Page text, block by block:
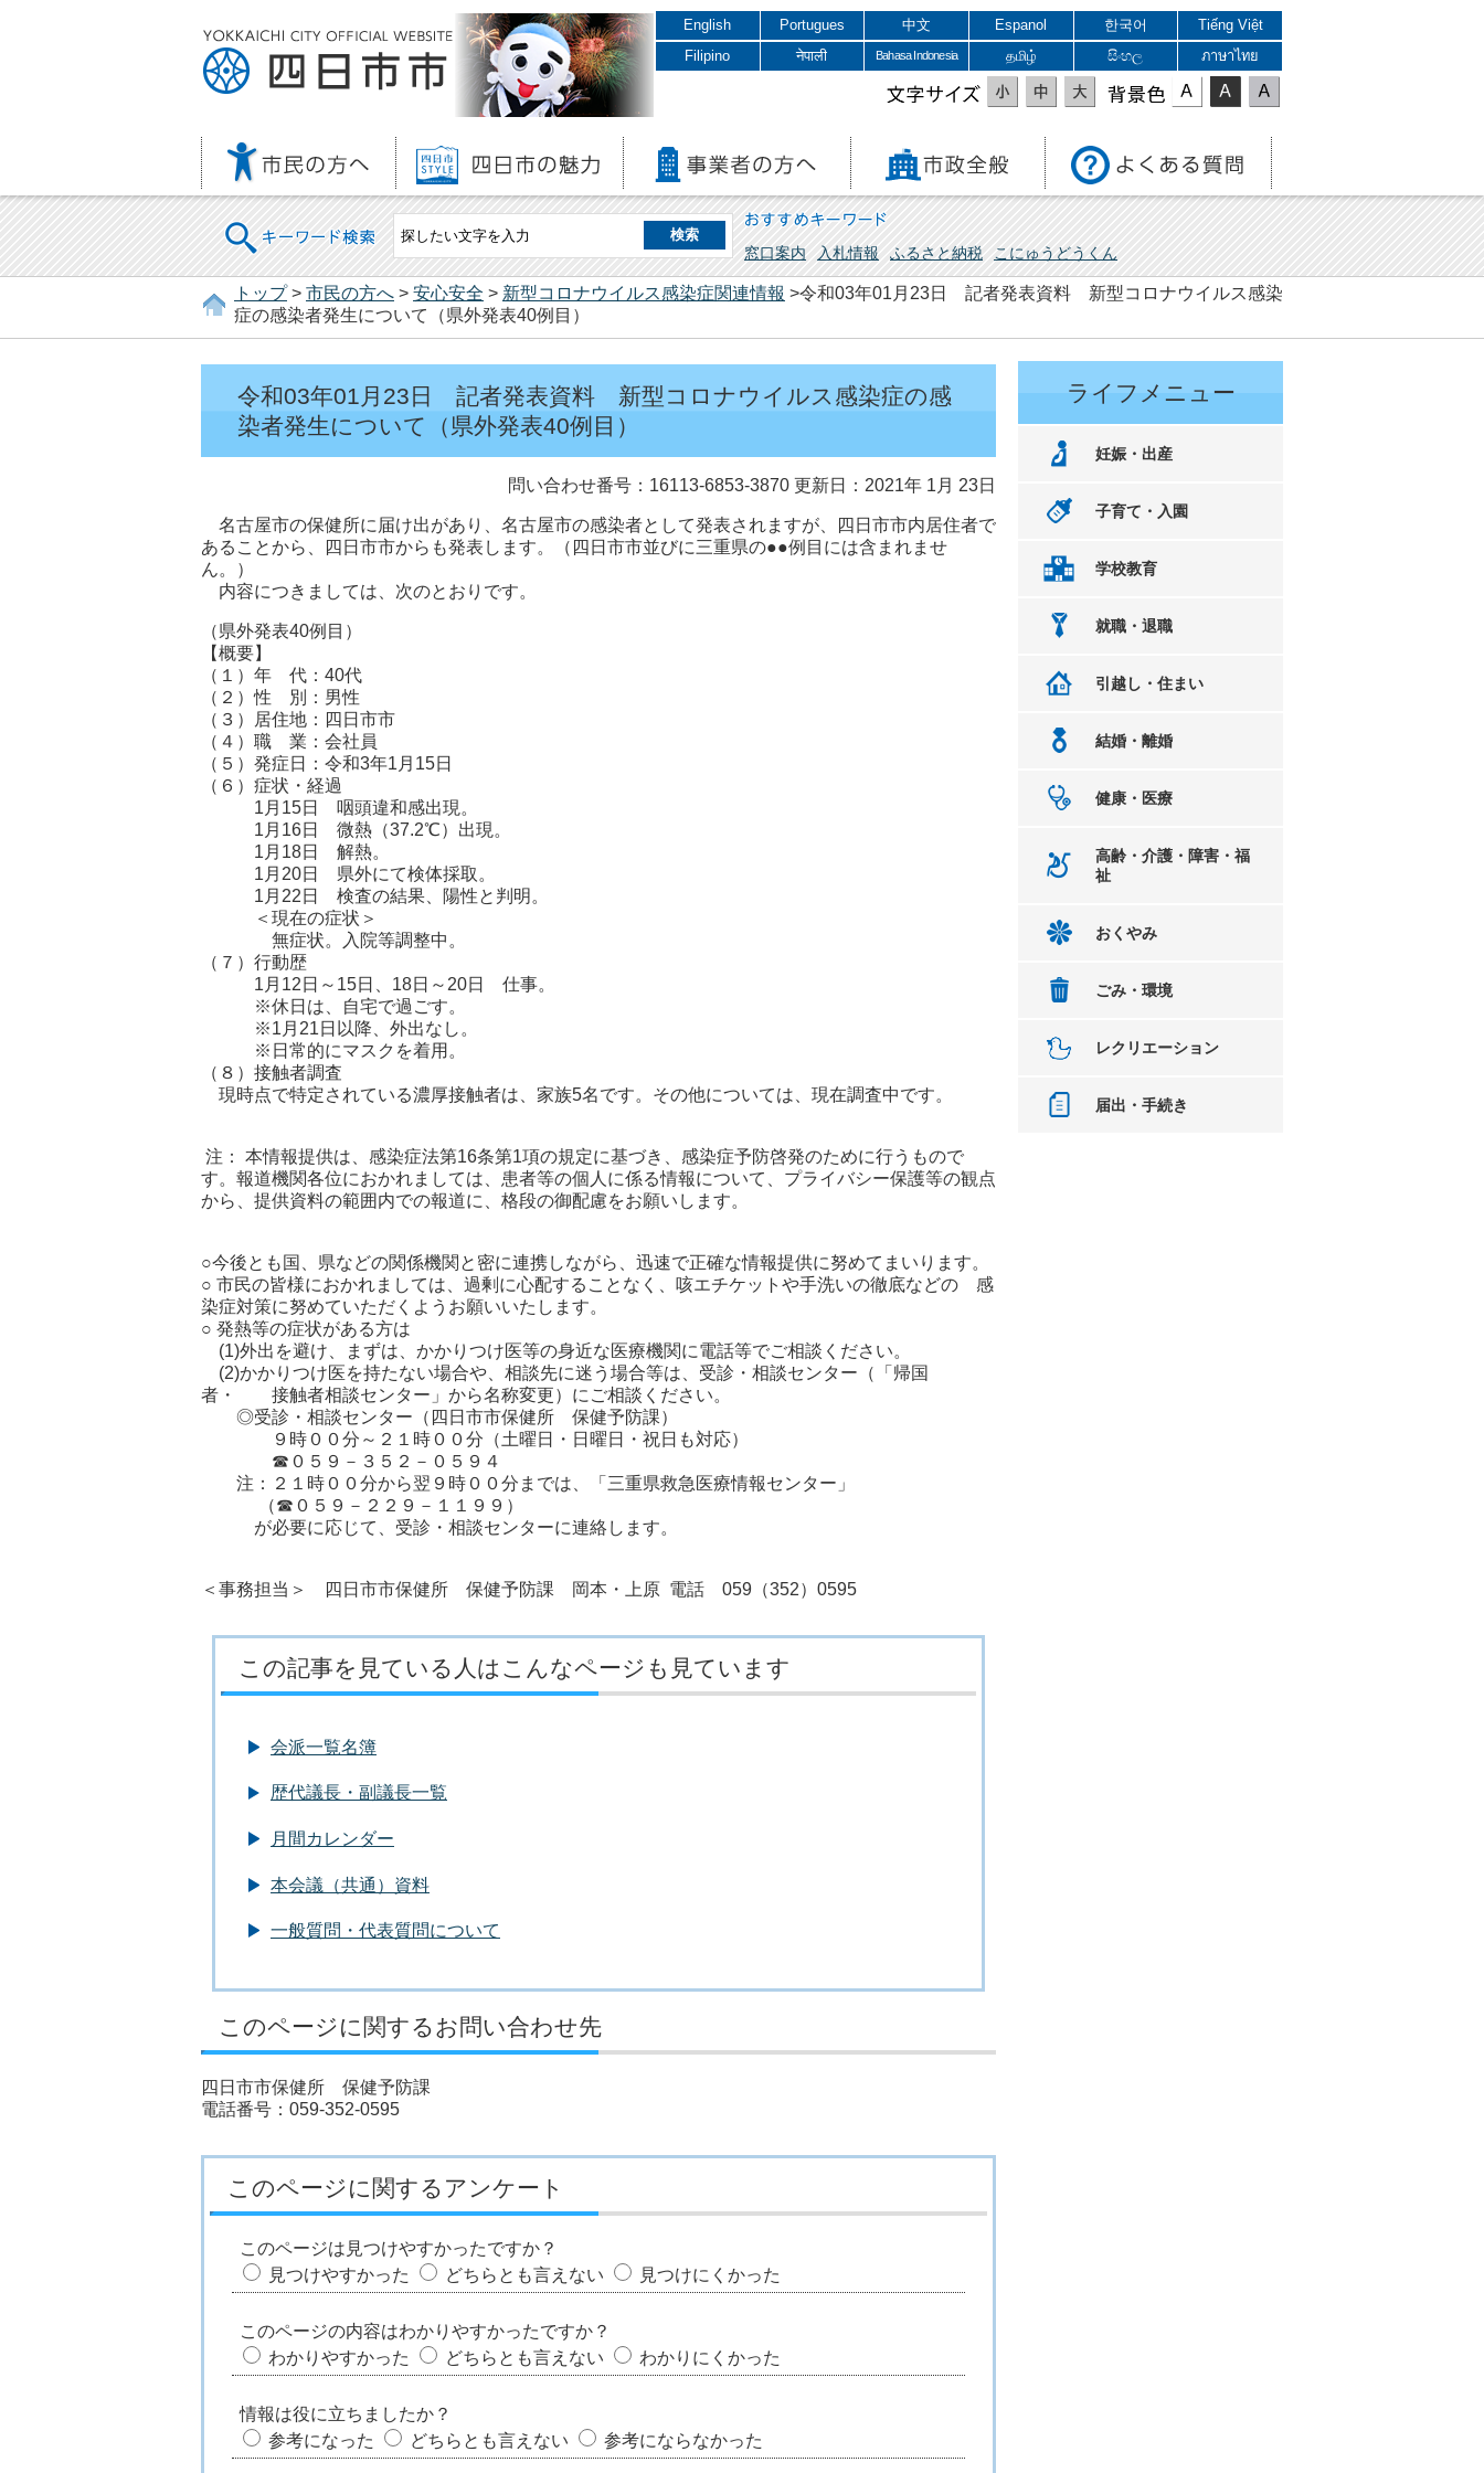
English Portugues 中文 Espanol 한국어
Tiếng Việt
Filipino
नेपाली Bahasa Indonesia தமிழ் සිංහල ภาษาไทย
文字サイズ 表示色
キーワード検索 おすすめキーワード
窓口案内 入札情報 ふるさと納税 こにゅうどうくん
トップ> 市民の方へ > 安心安全 > 新型コロナウイルス感染症関連情報 >令和03年01月23日 記者発表資料 新型コロナウイルス感染
症の感染者発生について（県外発表40例目）
令和03年01月23日 記者発表資料 新型コロナウイルス感染症の感
染者発生について（県外発表40例目）
問い合わせ番号：16113-6853-3870 更新日：2021年 1月 23日
名古屋市の保健所に届け出があり、名古屋市の感染者として発表されますが、四日市市内居住者で
あることから、四日市市からも発表します。（四日市市並びに三重県の●●例目には含まれませ
ん。）
内容につきましては、次のとおりです。
（県外発表40例目）
【概要】
（１）年 代：40代
（２）性 別：男性
（３）居住地：四日市市
（４）職 業：会社員
（５）発症日：令和3年1月15日
（６）症状・経過
1月15日 咽頭違和感出現。
1月16日 微熱（37.2℃）出現。
1月18日 解熱。
1月20日 県外にて検体採取。
1月22日 検査の結果、陽性と判明。
＜現在の症状＞
無症状。入院等調整中。
（７）行動歴
1月12日～15日、18日～20日 仕事。
※休日は、自宅で過ごす。
※1月21日以降、外出なし。
※日常的にマスクを着用。
（８）接触者調査
現時点で特定されている濃厚接触者は、家族5名です。その他については、現在調査中です。
注： 本情報提供は、感染症法第16条第1項の規定に基づき、感染症予防啓発のために行うもので
す。報道機関各位におかれましては、患者等の個人に係る情報について、プライバシー保護等の観点
から、提供資料の範囲内での報道に、格段の御配慮をお願いします。
○今後とも国、県などの関係機関と密に連携しながら、迅速で正確な情報提供に努めてまいります。
○ 市民の皆様におかれましては、過剰に心配することなく、咳エチケットや手洗いの徹底などの 感
染症対策に努めていただくようお願いいたします。
○ 発熱等の症状がある方は
(1)外出を避け、まずは、かかりつけ医等の身近な医療機関に電話等でご相談ください。
(2)かかりつけ医を持たない場合や、相談先に迷う場合等は、受診・相談センター（「帰国
者・ 接触者相談センター」から名称変更）にご相談ください。
◎受診・相談センター（四日市市保健所 保健予防課）
９時００分～２１時００分（土曜日・日曜日・祝日も対応）
☎０５９－３５２－０５９４
注：２１時００分から翌９時００分までは、「三重県救急医療情報センター」
（☎０５９－２２９－１１９９）
が必要に応じて、受診・相談センターに連絡します。
＜事務担当＞ 四日市市保健所 保健予防課 岡本・上原 電話 059（352）0595
この記事を見ている人はこんなページも見ています
会派一覧名簿
歴代議長・副議長一覧
月間カレンダー
本会議（共通）資料
一般質問・代表質問について
このページに関するお問い合わせ先
四日市市保健所 保健予防課
電話番号：059-352-0595
このページに関するアンケート
このページは見つけやすかったですか？
見つけやすかった
どちらとも言えない 見つけにくかった
このページの内容はわかりやすかったですか？
わかりやすかった
どちらとも言えない わかりにくかった
情報は役に立ちましたか？
参考になった
どちらとも言えない 参考にならなかった
ライフメニュー
妊娠・出産
子育て・入園
学校教育
就職・退職
引越し・住まい
結婚・離婚
健康・医療
高齢・介護・障害・福
祉
おくやみ
ごみ・環境
レクリエーション
届出・手続き